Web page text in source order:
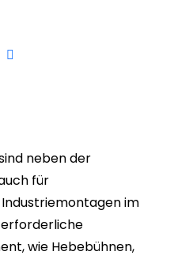
neben der
für
im
erforderliche
wie Hebebühnen,